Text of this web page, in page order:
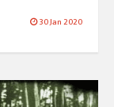
30 Jan 2020